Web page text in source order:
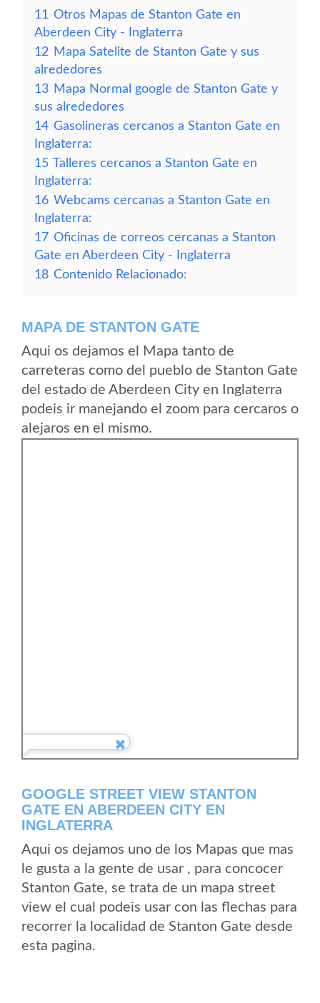
11 Otros Mapas de Stanton Gate en
Aberdeen City - Inglaterra
12 Mapa Satelite de Stanton Gate y sus
alrededores
13 Mapa Normal google de Stanton Gate y
sus alrededores
14 Gasolineras cercanos a Stanton Gate en
Inglaterra:
15 Talleres cercanos a Stanton Gate en
Inglaterra:
16 Webcams cercanas a Stanton Gate en
Inglaterra:
17 Oficinas de correos cercanas a Stanton
Gate en Aberdeen City - Inglaterra
18 Contenido Relacionado:
MAPA DE STANTON GATE
Aqui os dejamos el Mapa tanto de
carreteras como del pueblo de Stanton Gate
del estado de Aberdeen City en Inglaterra
podeis ir manejando el zoom para cercaros o
alejaros en el mismo.
GOOGLE STREET VIEW STANTON
GATE EN ABERDEEN CITY EN
INGLATERRA
Aqui os dejamos uno de los Mapas que mas
le gusta a la gente de usar , para concocer
Stanton Gate, se trata de un mapa street
view el cual podeis usar con las flechas para
recorrer la localidad de Stanton Gate desde
esta pagina.